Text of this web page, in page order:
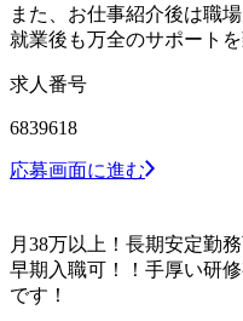
また、お仕事紹介後は職
就業後も万全のサポート
求人番号
6839618
応募画面に進む
月38万以上！長期安定勤
早期入職可！！手厚い研
です！